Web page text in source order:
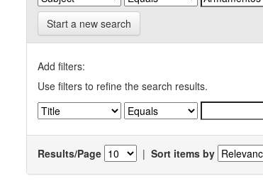
Start a new search
Add filters:
Use filters to refine the search results.
Results/Page | Sort items by